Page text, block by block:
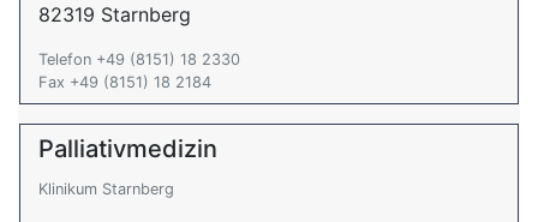
82319 Starnberg
Telefon +49 (8151) 18 2330
Fax +49 (8151) 18 2184
Palliativmedizin
Klinikum Starnberg